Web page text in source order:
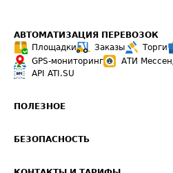
АВТОМАТИЗАЦИЯ ПЕРЕВОЗОК
Площадки
Заказы Торги
GPS-мониторинг
АТИ
API ATI.SU
ПОЛЕЗНОЕ
Звезды ATI.SU на вашем сайте
БЕЗОПАСНОСТЬ